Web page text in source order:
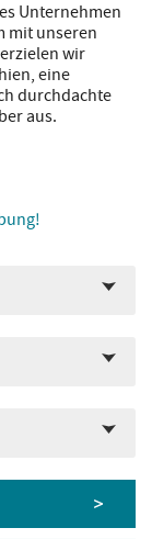
Unternehmen
mit unseren
wir
eine
durchdachte
aus.